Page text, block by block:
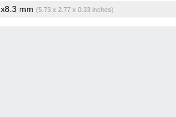
mm (5.73 x 2.77 x 0.33 inches)